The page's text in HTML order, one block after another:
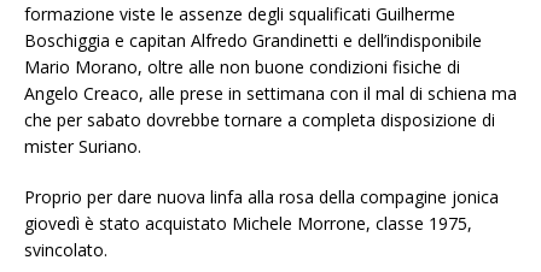
formazione viste le assenze degli squalificati Guilherme
Boschiggia e capitan Alfredo Grandinetti e dell’indisponibile
Mario Morano, oltre alle non buone condizioni fisiche di
Angelo Creaco, alle prese in settimana con il mal di schiena ma
che per sabato dovrebbe tornare a completa disposizione di
mister Suriano.
Proprio per dare nuova linfa alla rosa della compagine jonica
giovedì è stato acquistato Michele Morrone, classe 1975,
svincolato.